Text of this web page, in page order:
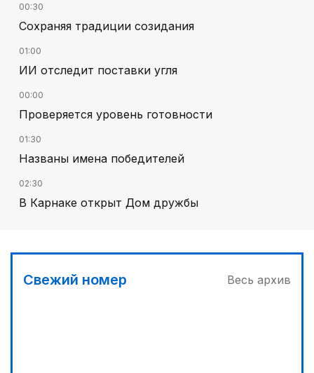
00:30
Сохраняя традиции созидания
01:00
ИИ отследит поставки угля
00:00
Проверяется уровень готовности
01:30
Названы имена победителей
02:30
В Карнаке открыт Дом дружбы
программе
03:30
Свежий номер Весь архив